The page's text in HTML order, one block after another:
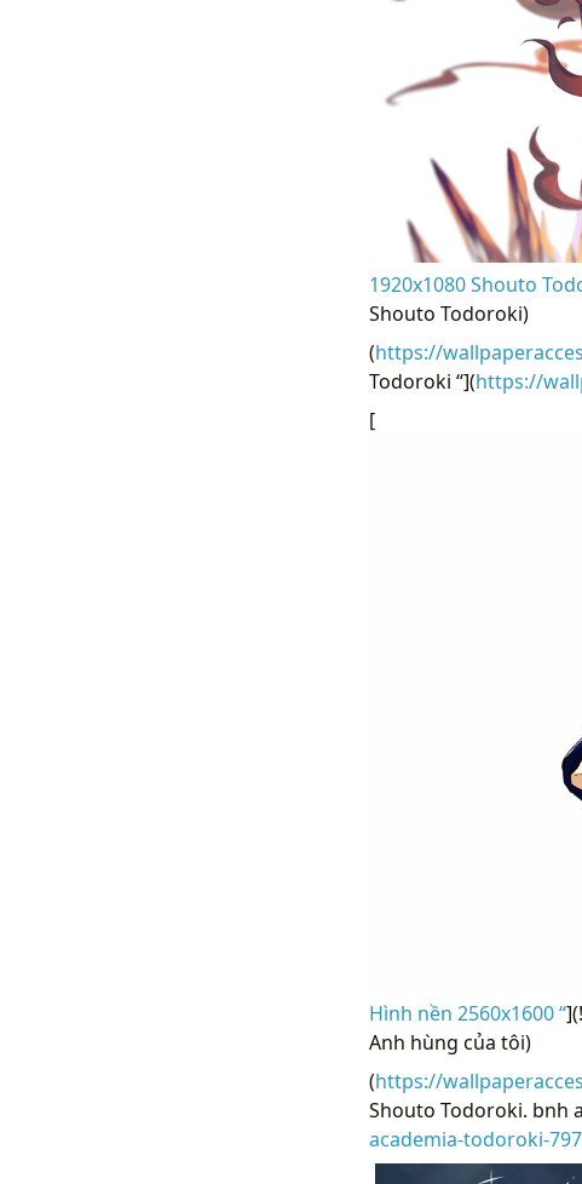
1920x1080 Shouto
Shouto Todoroki)
(https://
Todoroki “](https://
[
Hình nền 2560x1600 “
Anh hùng của tôi)
(https://
Shouto Todoroki. bnh
academia-todoroki-